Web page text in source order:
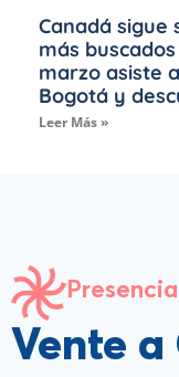
Canadá sigue
más
marzo asiste
Bogotá y
Leer Más »
Vente a